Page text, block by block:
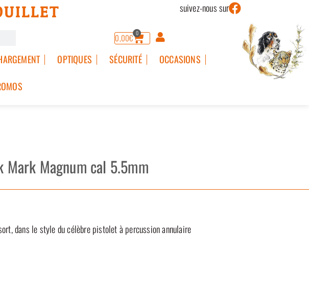
suivez-nous sur
0,00€ 0
OPTIQUES SÉCURITÉ OCCASIONS
Magnum cal 5.5mm
dans le style du célèbre pistolet à percussion annulaire